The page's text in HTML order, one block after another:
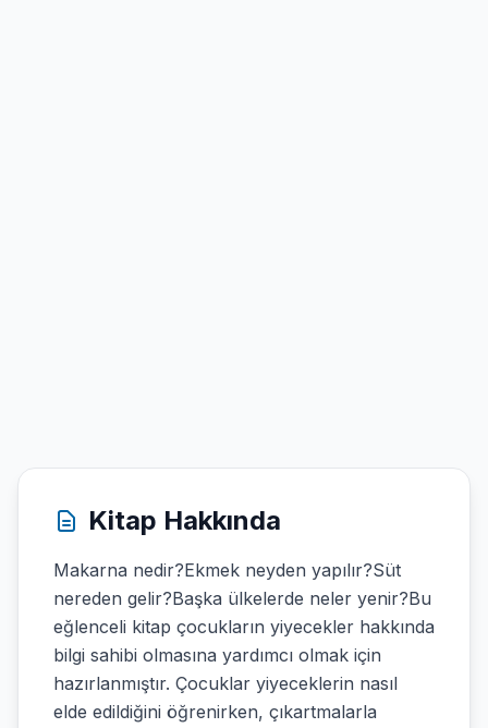
Kitap Hakkında
Makarna nedir?Ekmek neyden yapılır?Süt
nereden gelir?Başka ülkelerde neler yenir?Bu
eğlenceli kitap çocukların yiyecekler hakkında
bilgi sahibi olmasına yardımcı olmak için
hazırlanmıştır. Çocuklar yiyeceklerin nasıl
elde edildiğini öğrenirken, çıkartmalarla